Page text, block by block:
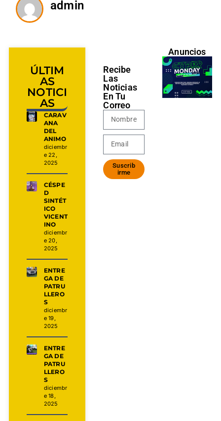
admin
ÚLTIM
AS
NOTICI
AS
CARAV
ANA
DEL
ANIMO
diciembr
e 22,
2025
CÉSPE
D
SINTÉT
ICO
VICENT
INO
diciembr
e 20,
2025
ENTRE
GA DE
PATRU
LLERO
S
diciembr
e 19,
2025
ENTRE
GA DE
PATRU
LLERO
S
diciembr
e 18,
2025
Recibe
Las
Noticias
En Tu
Correo
Suscrib
irme
Anuncios